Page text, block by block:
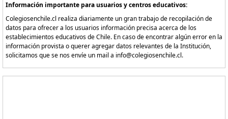
Información importante para usuarios y centros educativos:
Colegiosenchile.cl realiza diariamente un gran trabajo de recopilación de
datos para ofrecer a los usuarios información precisa acerca de los
establecimientos educativos de Chile. En caso de encontrar algún error en la
información provista o querer agregar datos relevantes de la Institución,
solicitamos que se nos envíe un mail a info@colegiosenchile.cl.